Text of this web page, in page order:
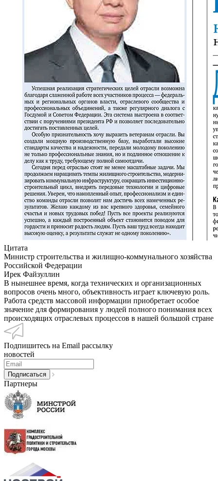
Цитата
Министр строительства и жилищно-коммунального хозяйства
Российской Федерации
Ирек Файзуллин
В нынешнее время, когда технических и организационных
вопросов очень много, объективность играет ключевую роль.
Работа средств массовой информации приобретает особое
значение для формирования у людей полного понимания всех
происходящих отраслевых процессов в нашей большой стране
Подпишитесь на Email рассылку
новостей
Партнеры